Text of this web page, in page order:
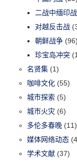
二战中缅印
对越反击战
朝鲜战争 (96)
珍宝岛冲突
名贤集 (1)
咖啡文化 (55)
城市探索 (5)
城市火灾 (6)
多伦多春晚 (11)
媒体网络动态
学术文献 (37)